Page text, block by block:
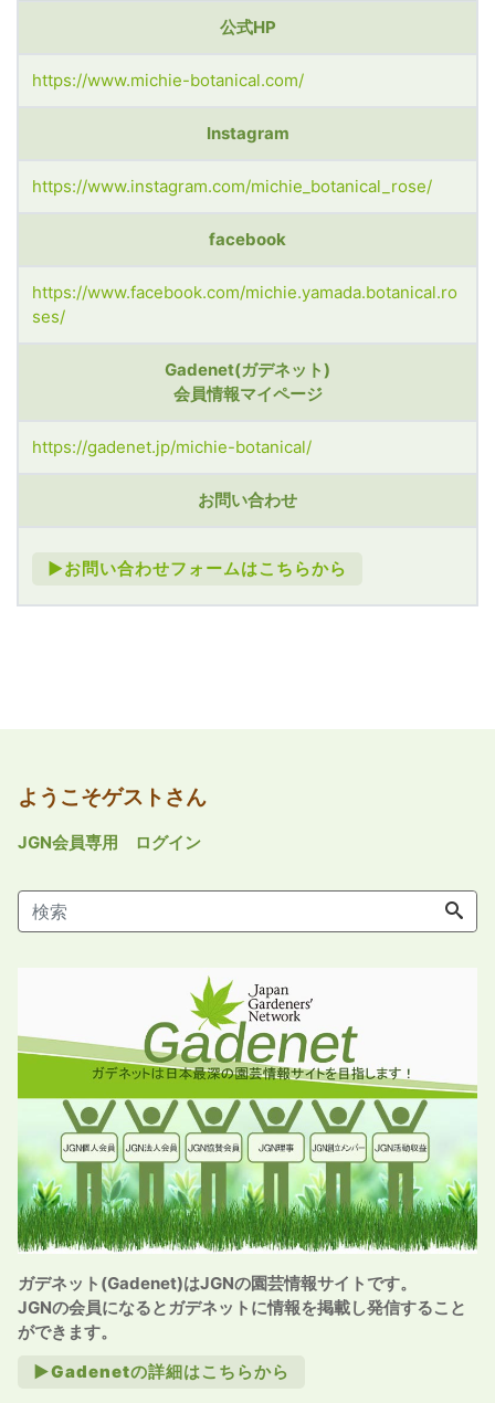
公式HP
https://www.michie-botanical.com/
Instagram
https://www.instagram.com/michie_botanical_rose/
facebook
https://www.facebook.com/michie.yamada.botanical.ro
ses/
Gadenet(ガデネット)
会員情報マイページ
https://gadenet.jp/michie-botanical/
お問い合わせ
►お問い合わせフォームはこちらから
ようこそゲストさん
JGN会員専用 ログイン
ガデネット(Gadenet)はJGNの園芸情報サイトです。
JGNの会員になるとガデネットに情報を掲載し発信すること
ができます。
►Gadenetの詳細はこちらから